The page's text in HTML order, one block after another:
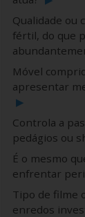
Qualidade ou
fértil, do que
Móvel
apresentar
▶
Controla a
pedágios ou
É o mesmo
enfrentar
Tipo de filme
enredos